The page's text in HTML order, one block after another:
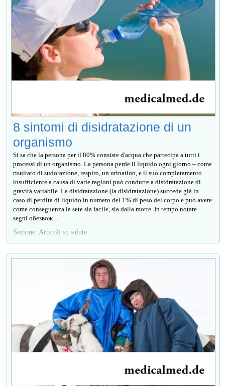
8 sintomi di disidratazione di un
organismo
Si sa che la persona per il 80% consiste d'acqua che partecipa a tutti i
processi di un organismo. La persona perde il liquido ogni giorno – come
risultato di sudorazione, respiro, un urination, e il suo completamento
insufficiente a causa di varie ragioni può condurre a disidratazione di
gravità variabile. La disidratazione (la disidratazione) succede già in
caso di perdita di liquido in numero del 1% di peso del corpo e può avere
come conseguenza la sete sia facile, sia dalla morte. In tempo notare
segni обезвож...
Sezione: Articoli su salute